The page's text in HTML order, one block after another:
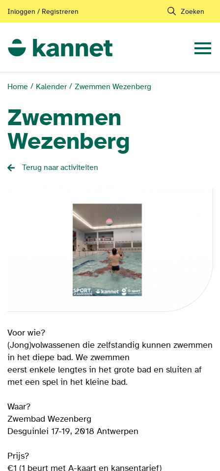
Inloggen / Registreren Zoeken
Home Kalender Zwemmen Wezenberg
Zwemmen
Wezenberg
Terug naar activiteiten
Voor wie?
(Jong)volwassenen die zelfstandig kunnen zwemmen
in het diepe bad. We zwemmen
eerst enkele lengtes in het grote bad en sluiten af
met een spel in het kleine bad.
Waar?
Zwembad Wezenberg
Desguinlei 17-19, 2018 Antwerpen
Prijs?
€1 (1 beurt met A-kaart en kansentarief)